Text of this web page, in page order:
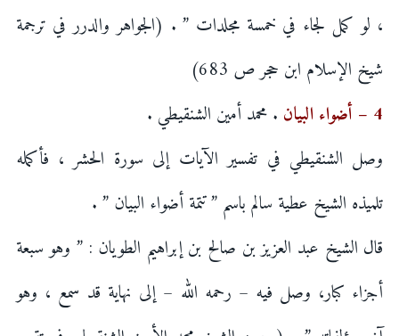
، لو كمل لجاء في خمسة مجلدات ” . (الجواهر والدرر في ترجمة
شيخ الإسلام ابن حجر ص 683)
4 – أضواء البيان
. محمد أمين الشنقيطي .
وصل الشنقيطي في تفسير الآيات إلى سورة الحشر ، فأكمله
تلميذه الشيخ عطية سالم باسم ” تتمة أضواء البيان ” .
قال الشيخ عبد العزيز بن صالح بن إبراهيم الطويان : ” وهو سبعة
أجزاء كبار، وصل فيه – رحمه الله – إلى نهاية قد سمع ، وهو